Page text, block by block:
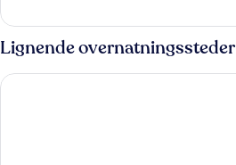
dobbeltværelse
terrasse
Lignende overnatningssteder
Hotel Rey Alfonso X